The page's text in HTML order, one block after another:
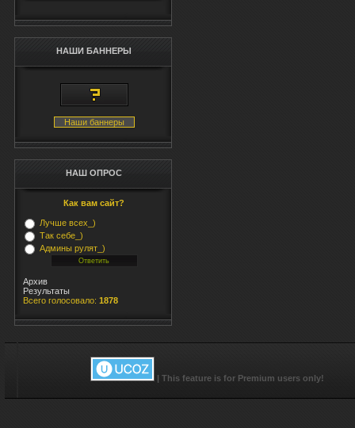
НАШИ БАННЕРЫ
Наши баннеры
НАШ ОПРОС
Как вам сайт?
Лучше всех_)
Так себе_)
Админы рулят_)
Архив
Результаты
Всего голосовало: 1878
| This feature is for Premium users only!